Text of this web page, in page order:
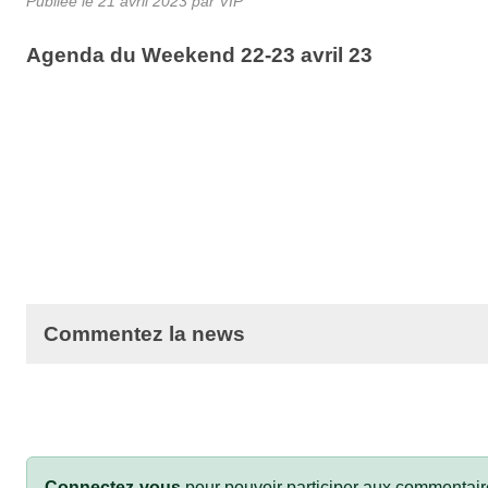
Agenda du Weekend 22-23 avril 23
Commentez la news